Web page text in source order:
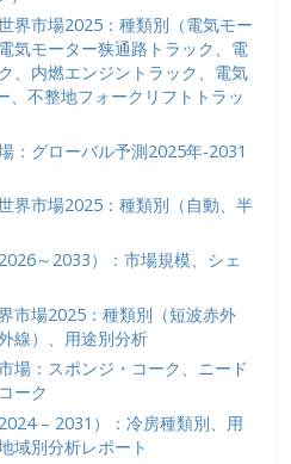
界市場2025：種類別（電気モー
気モーター狭通路トラック、電
、内燃エンジントラック、電気
、不整地フォークリフトトラッ
：グローバル予測2025年-2031
界市場2025：種類別（自動、半
～2033）：市場規模、シェ
市場2025：種類別（短波赤外
線）、用途別分析
場：スポンジ・コーク、ニード
ーク
– 2031）：冷房種類別、用
域別分析レポート